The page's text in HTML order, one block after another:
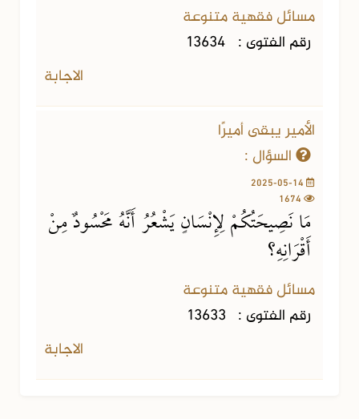
مسائل فقهية متنوعة
رقم الفتوى : 13634
الاجابة
الأمير يبقى أميرًا
السؤال :
مَا نَصِيحَتُكُمْ لِإِنْسَانٍ يَشْعُرُ أَنَّهُ مَحْسُودٌ مِنْ
أَقْرَانِهِ؟
مسائل فقهية متنوعة
رقم الفتوى : 13633
الاجابة